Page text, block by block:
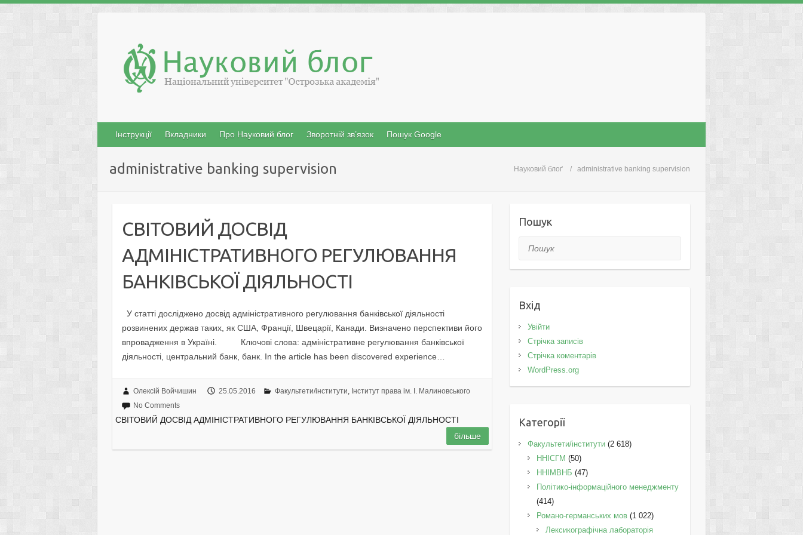
content
Інструкції Вкладники Про Науковий блог Зворотній зв’язок Пошук Google
Науковий блоґ administrative banking supervision
administrative banking supervision
СВІТОВИЙ ДОСВІД
АДМІНІСТРАТИВНОГО РЕГУЛЮВАННЯ
БАНКІВСЬКОЇ ДІЯЛЬНОСТІ
У статті досліджено досвід адміністративного регулювання банківської діяльності
розвинених держав таких, як США, Франції, Швецарії, Канади. Визначено перспективи його
впровадження в Україні. Ключові слова: адміністративне регулювання банківської
діяльності, центральний банк, банк. In the article has been discovered experience…
Олексій Войчишин 25.05.2016 Факультети/інститути, Інститут права ім. І. Малиновського
No Comments
СВІТОВИЙ ДОСВІД АДМІНІСТРАТИВНОГО РЕГУЛЮВАННЯ БАНКІВСЬКОЇ ДІЯЛЬНОСТІ
більше
Пошук
Пошук
Вхід
Увійти
Стрічка записів
Стрічка коментарів
WordPress.org
Категорії
Факультети/інститути(2 618)
ННІСГМ (50)
ННІМВНБ (47)
Політико-інформаційного менеджменту
(414)
Романо-германських мов(1 022)
Лексикографічна лабораторія